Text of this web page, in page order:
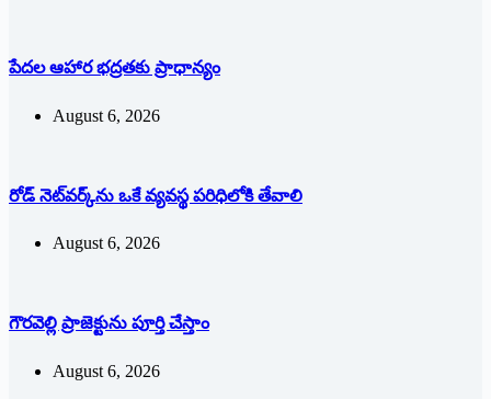
పేదల ఆహార భద్రతకు ప్రాధాన్యం
August 6, 2026
రోడ్ నెట్‌వర్క్‌ను ఒకే వ్య‌వ‌స్థ ప‌రిధిలోకి తేవాలి
August 6, 2026
గౌరవెల్లి ప్రాజెక్టును పూర్తి చేస్తాం
August 6, 2026